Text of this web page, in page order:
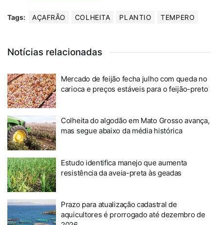
Tags: AÇAFRÃO COLHEITA PLANTIO TEMPERO
Notícias relacionadas
Mercado de feijão fecha julho com queda no
carioca e preços estáveis para o feijão-preto
Colheita do algodão em Mato Grosso avança,
mas segue abaixo da média histórica
Estudo identifica manejo que aumenta
resistência da aveia-preta às geadas
Prazo para atualização cadastral de
aquicultores é prorrogado até dezembro de